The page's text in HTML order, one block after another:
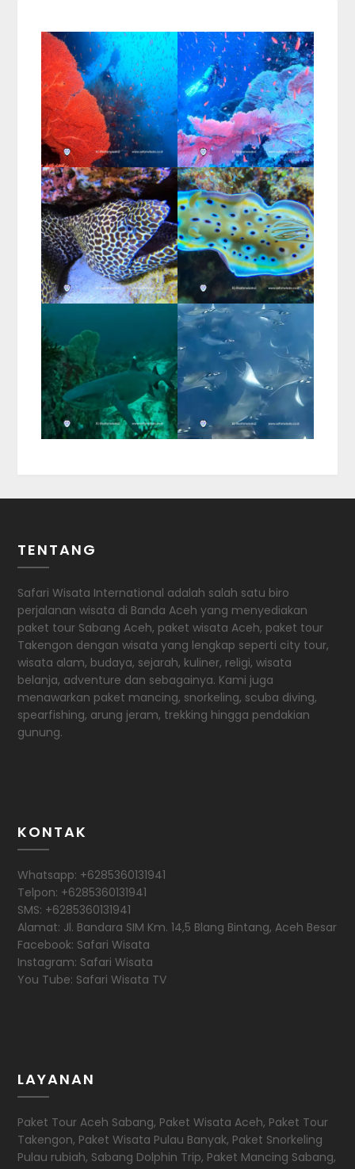
TENTANG
Safari Wisata International adalah salah satu biro
perjalanan wisata di Banda Aceh yang menyediakan
paket tour Sabang Aceh, paket wisata Aceh, paket tour
Takengon dengan wisata yang lengkap seperti city tour,
wisata alam, budaya, sejarah, kuliner, religi, wisata
belanja, adventure dan sebagainya. Kami juga
menawarkan paket mancing, snorkeling, scuba diving,
spearfishing, arung jeram, trekking hingga pendakian
gunung.
KONTAK
Whatsapp: +6285360131941
Telpon: +6285360131941
SMS: +6285360131941
Alamat: Jl. Bandara SIM Km. 14,5 Blang Bintang, Aceh Besar
Facebook: Safari Wisata
Instagram: Safari Wisata
You Tube: Safari Wisata TV
LAYANAN
Paket Tour Aceh Sabang, Paket Wisata Aceh, Paket Tour
Takengon, Paket Wisata Pulau Banyak, Paket Snorkeling
Pulau rubiah, Sabang Dolphin Trip, Paket Mancing Sabang,